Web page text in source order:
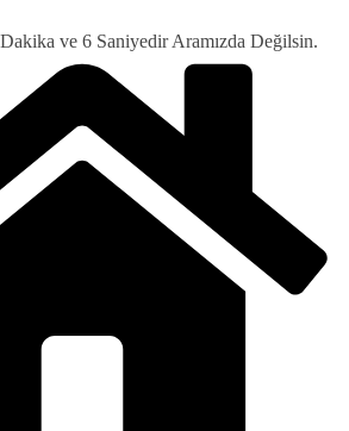
ve 7 Saniyedir Aramızda Değilsin.